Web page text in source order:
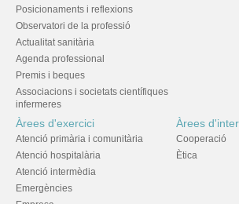
Posicionaments i reflexions
Observatori de la professió
Actualitat sanitària
Agenda professional
Premis i beques
Associacions i societats científiques
infermeres
Àrees d'exercici
Atenció primària i comunitària
Atenció hospitalària
Atenció intermèdia
Emergències
Àrees
Cooperació
Ètica